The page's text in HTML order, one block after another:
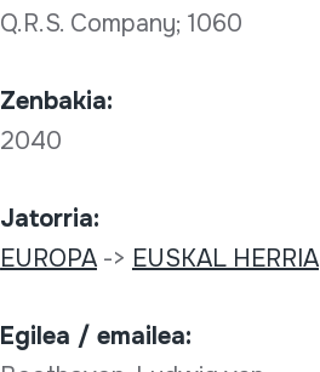
Q.R.S. Company; 1060
Zenbakia:
2040
Jatorria:
EUROPA-> EUSKAL HERRIA
Egilea / emailea: